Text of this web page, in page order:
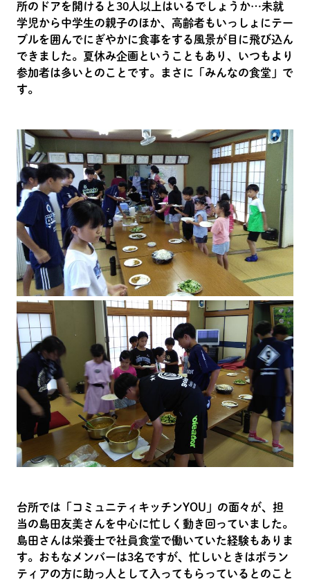
所のドアを開けると30人以上はいるでしょうか…未就
学児から中学生の親子のほか、高齢者もいっしょにテー
ブルを囲んでにぎやかに食事をする風景が目に飛び込ん
できました。夏休み企画ということもあり、いつもより
参加者は多いとのことです。まさに「みんなの食堂」で
す。
台所では「コミュニティキッチンYOU」の面々が、担
当の島田友美さんを中心に忙しく動き回っていました。
島田さんは栄養士で社員食堂で働いていた経験もありま
す。おもなメンバーは3名ですが、忙しいときはボラン
ティアの方に助っ人として入ってもらっているとのこと